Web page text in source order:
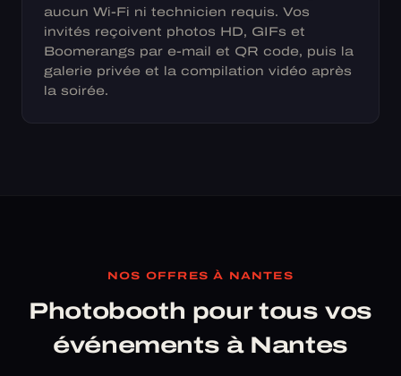
aucun Wi-Fi ni technicien requis. Vos
invités reçoivent photos HD, GIFs et
Boomerangs par e-mail et QR code, puis la
galerie privée et la compilation vidéo après
la soirée.
NOS OFFRES À NANTES
Photobooth pour tous vos
événements à Nantes